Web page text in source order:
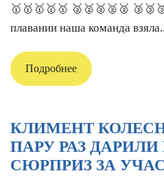
🥇🥇🥇🥇🥇 🥈🥈🥈🥈🥈
плавании наша команда
Подробнее
КЛИМЕНТ
ПАРУ РАЗ ДАРИЛИ
СЮРПРИЗ ЗА